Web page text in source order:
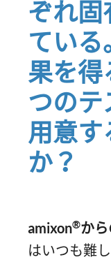
ぞれ固
てい
果を得
つのテ
用意す
か？
amixon®か
はいつも難